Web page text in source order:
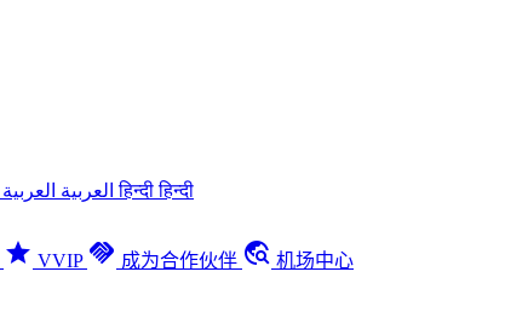
العربية العربية हिन्दीहिन्दी
star VVIP handshake 成为合作伙伴 travel_explore 机场中心